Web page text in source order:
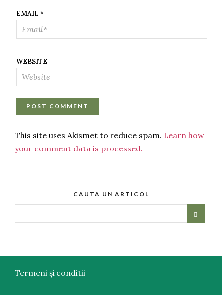
EMAIL *
WEBSITE
This site uses Akismet to reduce spam. Learn how
your comment data is processed.
CAUTA UN ARTICOL
Termeni și conditii